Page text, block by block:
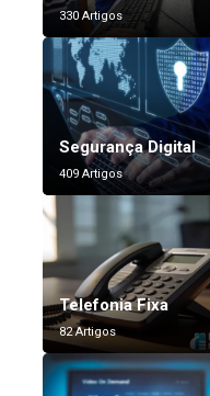
330 Artigos
Segurança Digital
409 Artigos
Telefonia Fixa
82 Artigos